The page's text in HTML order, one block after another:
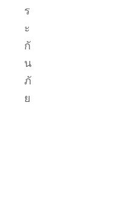
ร
ะ
กั
น
ภั
ย